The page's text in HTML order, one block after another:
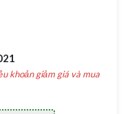
khoản giảm giá và mua